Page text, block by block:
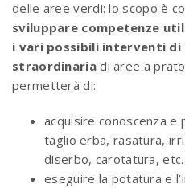
delle aree verdi: lo scopo è
sviluppare competenze
i vari possibili interventi di
straordinariadi aree a
permetterà di:
acquisire conoscenza
taglio erba, rasatura,
diserbo, carotatura, etc.
eseguire la potatura e